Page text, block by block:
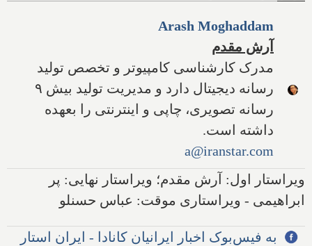
Arash Moghaddam
آرش مقدم
مدرک کارشناسی کامپیوتر و تخصص تولید
رسانه دیجیتال دارد و مدیریت تولید بیش ۹
رسانه تصویری، چاپی و اینترنتی را بعهده
داشته است.
a@iranstar.com
ویراستار اول: آرش مقدم؛ ویراستار نهایی: پر
ابراهیمی - ویراستاری موقت: عباس حسنلو
به فیس‌بوک اخبار ایرانیان کانادا - ایران استار